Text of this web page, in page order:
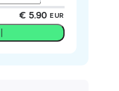
€ 5.90 EUR